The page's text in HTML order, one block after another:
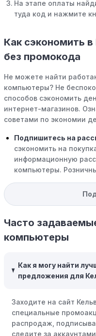
На этапе оплаты
туда код и нажмите
Как сэкономить
без промокода
Не можете найти
компьютеры? Не
способов сэкономить
интернет-магазинов.
советами по экономии
Подпишитесь на
сэкономить на
информационную
компьютеры.
ранний доступ к
компании Кельвин
поощрения,
cashback на
Совершать покупки
крупными
розничные компании
скидки.
Бросьте корзину:
Часто
компьютеры
Как я могу найти
предложения для
Заходите на сайт
специальные
распродаж,
следите за